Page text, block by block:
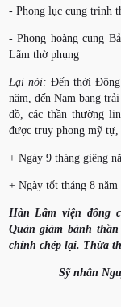
- Phong lục cung trinh
- Phong hoàng cung
Lãm thờ phụng
Lại nói: Đến thời
năm, đến Nam bang
đồ, các thần thường
được truy phong mỹ tự,
+ Ngày 9 tháng giêng
+ Ngày tốt tháng 8
Hàn Lâm viện đông
Quản giám bánh
chính chép lại. Thừa
Sỹ nhân